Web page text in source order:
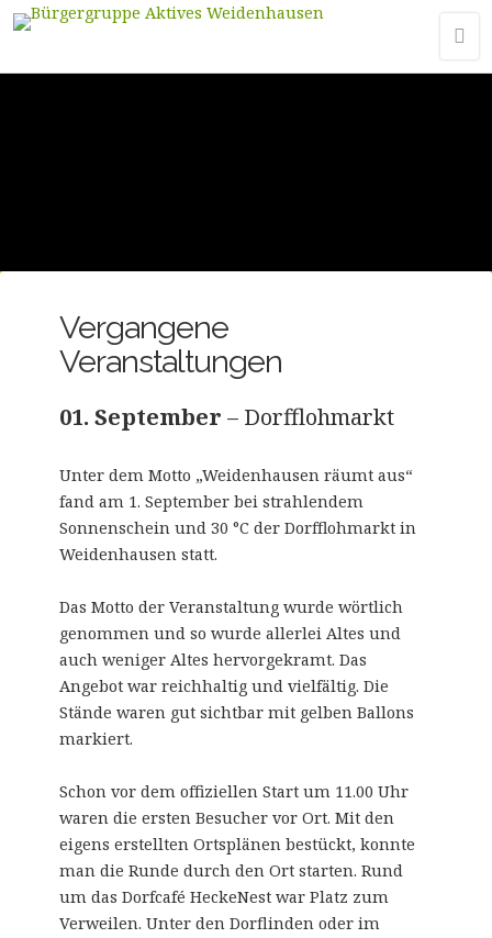
Vergangene
Veranstaltungen
01. September – Dorfflohmarkt
Unter dem Motto „Weidenhausen räumt aus“
fand am 1. September bei strahlendem
Sonnenschein und 30 °C der Dorfflohmarkt in
Weidenhausen statt.
Das Motto der Veranstaltung wurde wörtlich
genommen und so wurde allerlei Altes und
auch weniger Altes hervorgekramt. Das
Angebot war reichhaltig und vielfältig. Die
Stände waren gut sichtbar mit gelben Ballons
markiert.
Schon vor dem offiziellen Start um 11.00 Uhr
waren die ersten Besucher vor Ort. Mit den
eigens erstellten Ortsplänen bestückt, konnte
man die Runde durch den Ort starten. Rund
um das Dorfcafé HeckeNest war Platz zum
Verweilen. Unter den Dorflinden oder im